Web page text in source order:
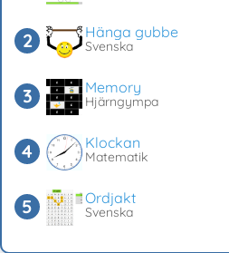
Hänga gubbe
Svenska
Memory
Hjärngympa
Klockan
Matematik
Ordjakt
Svenska